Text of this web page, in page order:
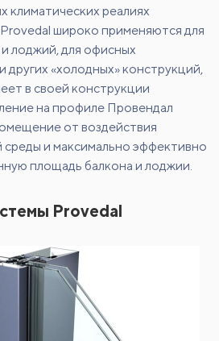
климатических реалиях
широко применяются для
лоджий, для офисных
других «холодных» конструкций,
в своей конструкции
на профиле Провендал
от воздействия
и максимально эффективно
площадь балкона и лоджии.
Provedal